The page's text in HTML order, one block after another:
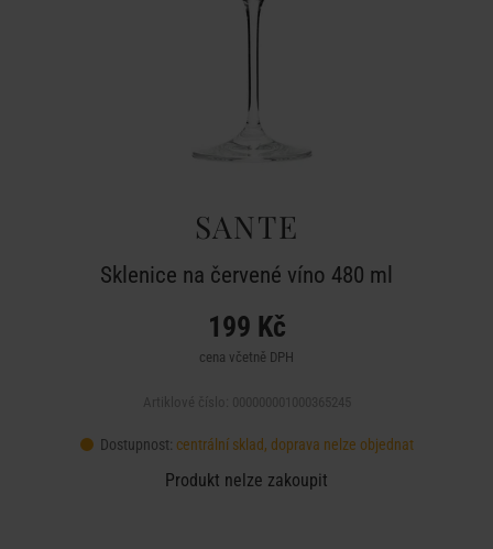
SANTE
Sklenice na červené víno 480 ml
199 Kč
cena včetně DPH
Dostupnost: centrální sklad, doprava nelze objednat
Produkt nelze zakoupit